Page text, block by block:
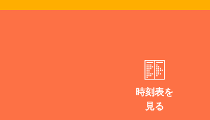
時刻表を
見る